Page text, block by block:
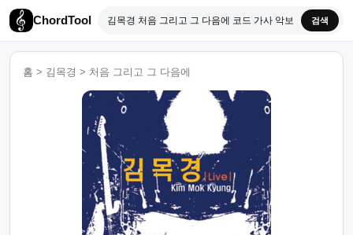
ChordTool 검색
홈 > 김목경 > 처음 그리고 그 다음에